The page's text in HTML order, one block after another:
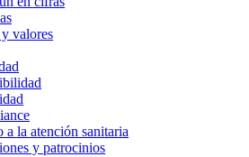
valores
a la atención sanitaria
y patrocinios